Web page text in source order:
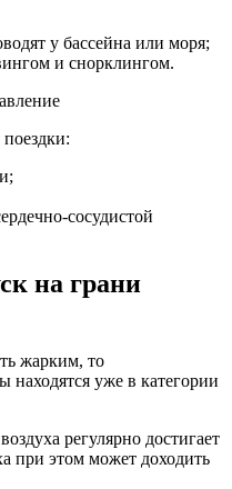
у бассейна или моря;
и снорклингом.
сосудистой
на грани
жарким, то
уже в категории
регулярно достигает
при этом может доходить